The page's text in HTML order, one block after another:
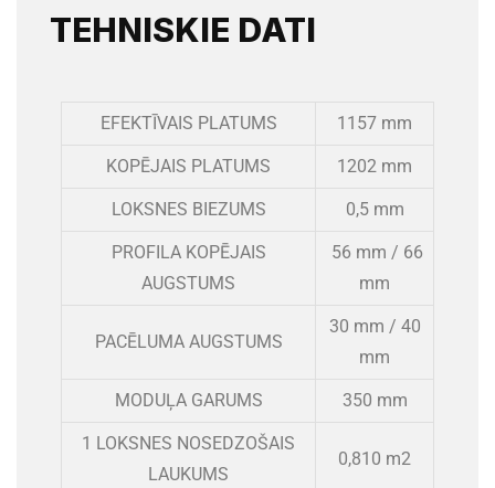
TEHNISKIE DATI
EFEKTĪVAIS PLATUMS 1157 mm
KOPĒJAIS PLATUMS 1202 mm
LOKSNES BIEZUMS 0,5 mm
PROFILA KOPĒJAIS
AUGSTUMS
56 mm / 66
mm
PACĒLUMA AUGSTUMS
30 mm / 40
mm
MODUĻA GARUMS 350 mm
1 LOKSNES NOSEDZOŠAIS
LAUKUMS
0,810 m2